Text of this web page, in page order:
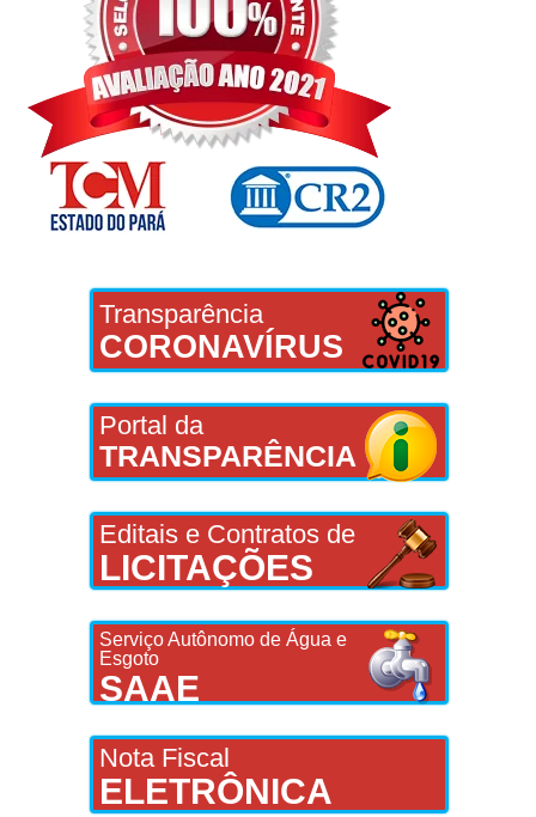
Transparência
CORONAVÍRUS
Portal da
TRANSPARÊNCIA
Editais e Contratos de
LICITAÇÕES
Serviço Autônomo de Água e
Esgoto
SAAE
Nota Fiscal
ELETRÔNICA